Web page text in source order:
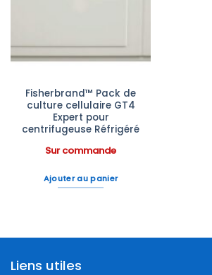
Fisherbrand™ Pack de
culture cellulaire GT4
Expert pour
centrifugeuse Réfrigéré
Sur commande
Ajouter au panier
Liens utiles